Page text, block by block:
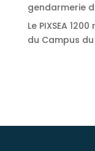
gendarmerie
Le PIXSEA
du Campus